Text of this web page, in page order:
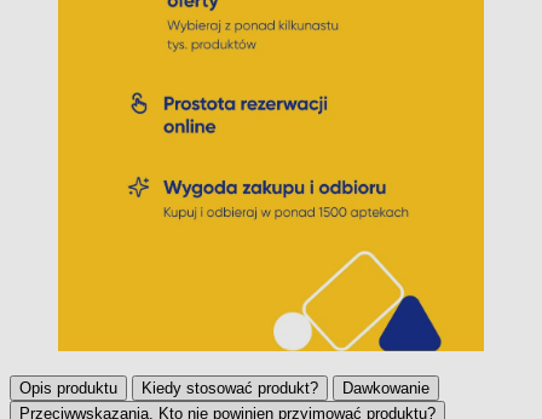
Opis produktu Kiedy stosować produkt?
Dawkowanie
Przeciwwskazania. Kto nie powinien przyjmować produktu?